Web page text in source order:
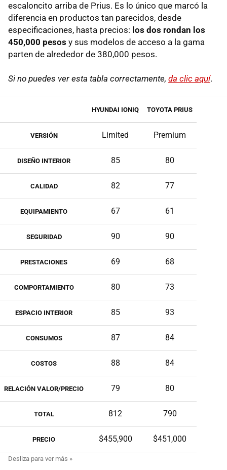
escaloncito arriba de Prius. Es lo único que marcó la
diferencia en productos tan parecidos, desde
especificaciones, hasta precios: los dos rondan los
450,000 pesos y sus modelos de acceso a la gama
parten de alrededor de 380,000 pesos.
Si no puedes ver esta tabla correctamente, da clic aquí.
HYUNDAI IONIQ TOYOTA PRIUS
VERSIÓN Limited Premium
DISEÑO INTERIOR 85 80
CALIDAD 82 77
EQUIPAMIENTO 67 61
SEGURIDAD 90 90
PRESTACIONES 69 68
COMPORTAMIENTO 80 73
ESPACIO INTERIOR 85 93
CONSUMOS 87 84
COSTOS 88 84
RELACIÓN VALOR/PRECIO 79 80
TOTAL 812 790
PRECIO $455,900 $451,000